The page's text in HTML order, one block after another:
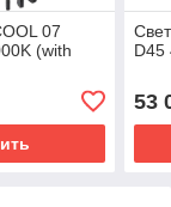
07
(with
D45
53